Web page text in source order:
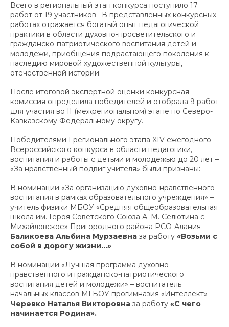
Всего в региональный этап конкурса поступило 17
работ от 19 участников. В представленных конкурсных
работах отражается богатый опыт педагогической
практики в области духовно-просветительского и
гражданско-патриотического воспитания детей и
молодежи, приобщения подрастающего поколения к
наследию мировой художественной культуры,
отечественной истории.
После итоговой экспертной оценки конкурсная
комиссия определила победителей и отобрала 9 работ
для участия во II (межрегиональном) этапе по Северо-
Кавказскому Федеральному округу.
Победителями I регионального этапа XIV ежегодного
Всероссийского конкурса в области педагогики,
воспитания и работы с детьми и молодежью до 20 лет –
«За нравственный подвиг учителя» были признаны:
В номинации «За организацию духовно-нравственного
воспитания в рамках образовательного учреждения» –
учитель физики МБОУ «Средняя общеобразовательная
школа им. Героя Советского Союза А. М. Селютина с.
Михайловское» Пригородного района РСО-Алания
Баликоева Альбина Мурзаевна за работу «Возьми с
собой в дорогу жизни…»
В номинации «Лучшая программа духовно-
нравственного и гражданско-патриотического
воспитания детей и молодежи» – воспитатель
начальных классов МГБОУ прогимназия «Интеллект»
Черевко Наталья Викторовна за работу «С чего
начинается Родина».